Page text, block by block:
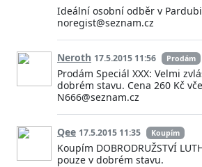
Ideální osobní odběr v
noregist@seznam.cz
Neroth 17.5.2015 11:56 Prodám
Prodám Speciál XXX: Velmi
dobrém stavu. Cena 260 Kč
N666@seznam.cz
Qee 17.5.2015 11:35 Koupím
Koupím DOBRODRUŽSTVÍ
pouze v dobrém stavu.